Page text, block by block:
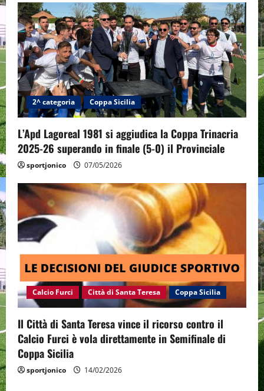
2^ categoria Coppa Sicilia
L’Apd Lagoreal 1981 si aggiudica la Coppa Trinacria
2025-26 superando in finale (5-0) il Provinciale
sportjonico 07/05/2026
Calcio Furci Città di Santa Teresa Coppa Sicilia
Il Città di Santa Teresa vince il ricorso contro il
Calcio Furci è vola direttamente in Semifinale di
Coppa Sicilia
sportjonico 14/02/2026